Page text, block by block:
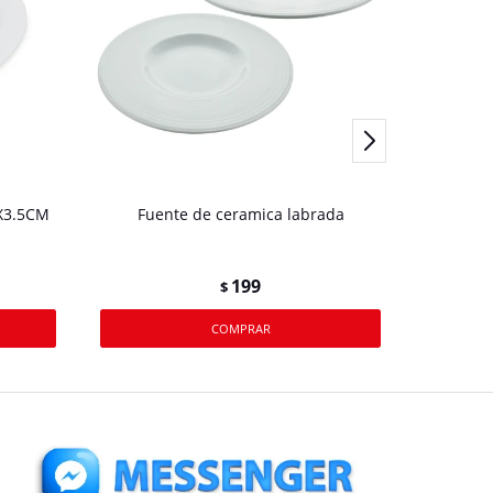
Fuente de ceramica labrada
$ 199